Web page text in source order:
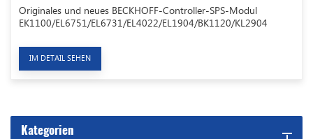
Originales und neues BECKHOFF-Controller-SPS-Modul
EK1100/EL6751/EL6731/EL4022/EL1904/BK1120/KL2904
IM DETAIL SEHEN
Kategorien